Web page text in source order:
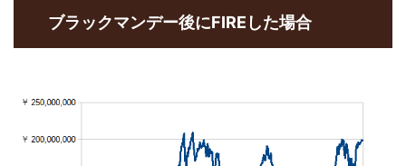
ブラックマンデー後にFIREした場合